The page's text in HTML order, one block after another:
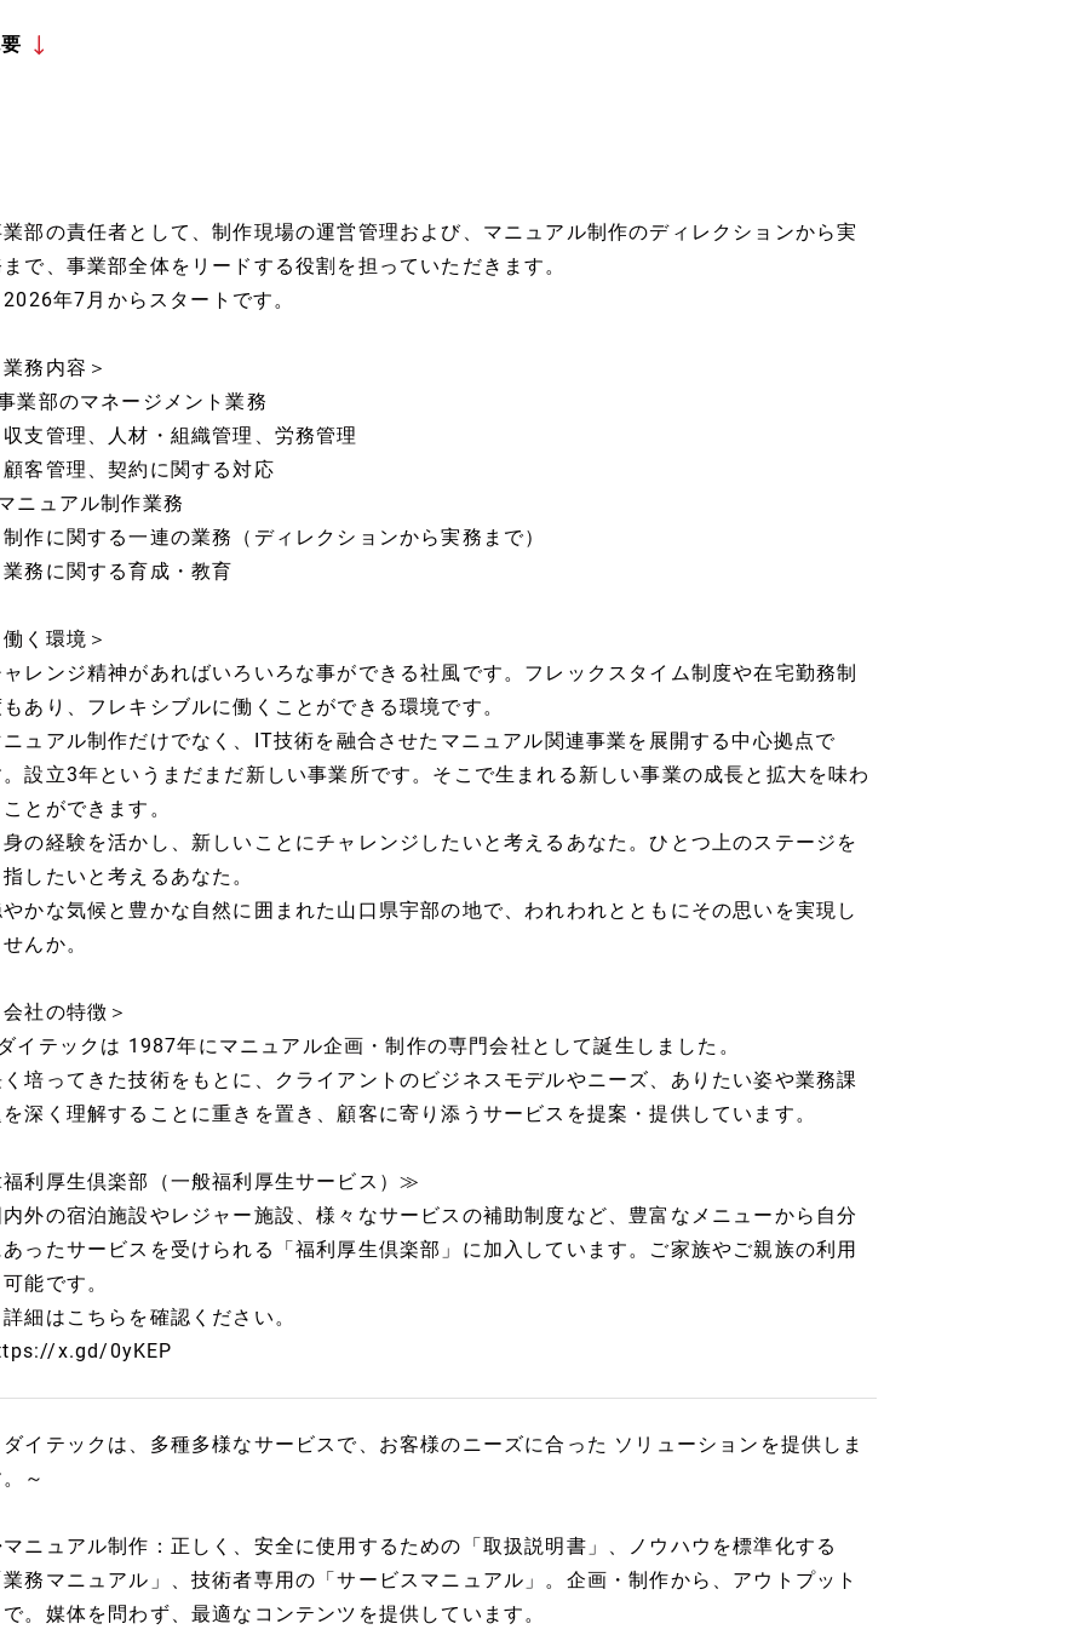
部の責任者として、制作現場の運営管理および、マニュアル制作のディレクションから実
で、事業部全体をリードする役割を担っていただきます。
年7月からスタートです。
務内容＞
業部のマネージメント業務
支管理、人材・組織管理、労務管理
客管理、契約に関する対応
ニュアル制作業務
作に関する一連の業務（ディレクションから実務まで）
務に関する育成・教育
く環境＞
レンジ精神があればいろいろな事ができる社風です。フレックスタイム制度や在宅勤務制
あり、フレキシブルに働くことができる環境です。
ュアル制作だけでなく、IT技術を融合させたマニュアル関連事業を展開する中心拠点で
設立3年というまだまだ新しい事業所です。そこで生まれる新しい事業の成長と拡大を味わ
とができます。
の経験を活かし、新しいことにチャレンジしたいと考えるあなた。ひとつ上のステージを
したいと考えるあなた。
かな気候と豊かな自然に囲まれた山口県宇部の地で、われわれとともにその思いを実現し
んか。
社の特徴＞
イテックは 1987年にマニュアル企画・制作の専門会社として誕生しました。
培ってきた技術をもとに、クライアントのビジネスモデルやニーズ、ありたい姿や業務課
深く理解することに重きを置き、顧客に寄り添うサービスを提案・提供しています。
利厚生倶楽部（一般福利厚生サービス）≫
外の宿泊施設やレジャー施設、様々なサービスの補助制度など、豊富なメニューから自分
ったサービスを受けられる「福利厚生倶楽部」に加入しています。ご家族やご親族の利用
能です。
細はこちらを確認ください。
x.gd/0yKEP
イテックは、多種多様なサービスで、お客様のニーズに合った ソリューションを提供しま
～
ニュアル制作：正しく、安全に使用するための「取扱説明書」、ノウハウを標準化する
務マニュアル」、技術者専用の「サービスマニュアル」。企画・制作から、アウトプット
。媒体を問わず、最適なコンテンツを提供しています。